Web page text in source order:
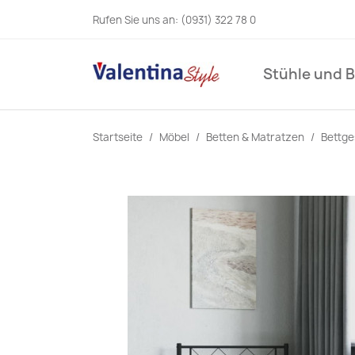
Rufen Sie uns an: (0931) 322 78 0
Stühle und
Startseite Möbel Betten & Matratzen